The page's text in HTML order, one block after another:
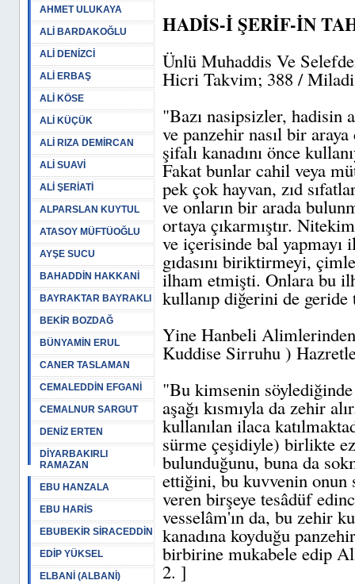
AHMET ULUKAYA
ALİ BARDAKOĞLU
ALİ DENİZCİ
ALİ ERBAŞ
ALİ KÖSE
ALİ KÜÇÜK
ALİ RIZA DEMİRCAN
ALİ SUAVİ
ALİ ŞERİATİ
ALPARSLAN KUYTUL
ATASOY MÜFTÜOĞLU
AYŞE SUCU
BAHADDİN HAKKANİ
BAYRAKTAR BAYRAKLI
BEKİR BOZDAĞ
BÜNYAMİN ERUL
CANER TASLAMAN
CEMALEDDİN EFGANİ
CEMALNUR SARGUT
DENİZ ERTEN
DİYARBAKIRLI
RAMAZAN
EBU HANZALA
EBU HARİS
EBUBEKİR SİRACEDDİN
EDİP YÜKSEL
ELBANİ (ALBANİ)
HADİS-İ ŞERİF-İN
Ünlü Muhaddis Ve
Hicri Takvim; 388 /
"Bazı nasipsizler, hadisin
ve panzehir nasıl bir
şifalı kanadını önce
Fakat bunlar cahil veya
pek çok hayvan, zıd
ve onların bir arada
ortaya çıkarmıştır.
ve içerisinde bal yapmayı
gıdasını biriktirmeyi,
ilham etmişti. Onlara bu
kullanıp diğerini de
Yine Hanbeli
Kuddise Sirruhu )
"Bu kimsenin
aşağı kısmıyla da zehir
kullanılan ilaca
sürme çeşidiyle) birlikte
bulunduğunu, buna da
ettiğini, bu kuvvenin onun
veren birşeye tesâdüf
vesselâm'ın da, bu zehir
kanadına koyduğu
birbirine mukabele edip
2. ]